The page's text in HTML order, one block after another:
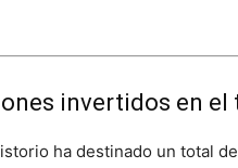
invertidos en el
ha destinado un total de